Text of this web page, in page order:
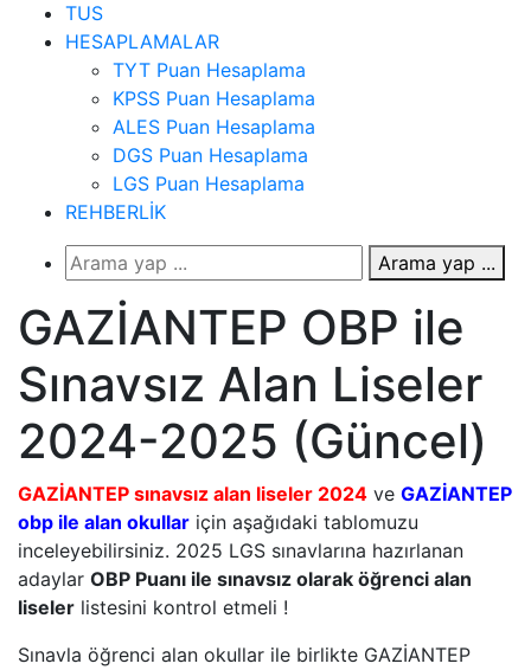
TUS
HESAPLAMALAR
TYT Puan Hesaplama
KPSS Puan Hesaplama
ALES Puan Hesaplama
DGS Puan Hesaplama
LGS Puan Hesaplama
REHBERLİK
Arama yap ...
GAZİANTEP OBP ile
Sınavsız Alan Liseler
2024-2025 (Güncel)
GAZİANTEP sınavsız alan liseler 2024 ve GAZİANTEP
obp ile alan okullar için aşağıdaki tablomuzu
inceleyebilirsiniz. 2025 LGS sınavlarına hazırlanan
adaylar OBP Puanı ile sınavsız olarak öğrenci alan
liseler listesini kontrol etmeli !
Sınavla öğrenci alan okullar ile birlikte GAZİANTEP